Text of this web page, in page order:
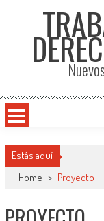
Estás aquí
Home > Proyecto